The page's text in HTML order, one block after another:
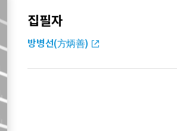
집필자
방병선(方炳善)